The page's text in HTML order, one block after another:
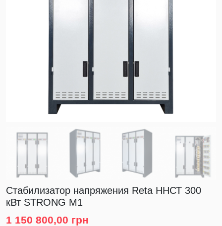
Стабилизатор напряжения Reta ННСТ 300
кВт STRONG M1
1 150 800,00 грн